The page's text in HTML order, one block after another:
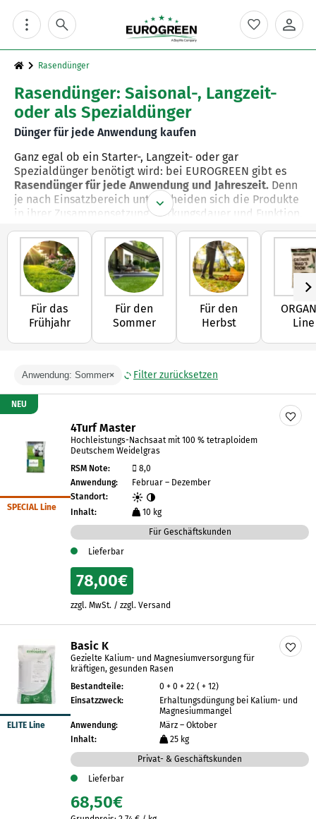
Skip
content
Rasendünger
Rasendünger: Saisonal-, Langzeit-
oder als Spezialdünger
Dünger für jede Anwendung kaufen
Ganz egal ob ein Starter-, Langzeit- oder gar
Spezialdünger benötigt wird: bei EUROGREEN gibt es
Rasendünger für jede Anwendung und Jahreszeit. Denn
je nach Einsatzbereich unterscheiden sich die Produkte
in ihrer Zusammensetzung, Wirkungsdauer und Funktion.
Dankeigener Forschungundkontinuierlicher
Weiterentwicklungstehen unsere Rasendünger für
Qualität auf hohem Niveau – für dichten, gesunden und
sattgrünen Rasen im Garten, auf Sportplätzen und auf
Grünanlagen. So lässt sichfür jede Rasenfläche und
jeden Pflegezeitpunkt die passende Lösung
finden, von
der ersten Nährstoffgabe im Frühjahr bis zur gezielten
Unterstützung im weiteren Saisonverlauf.
Nährstofffreisetzung ✓ Sichtbar dichter & gesünderer
Rasen
Für das
Frühjahr
Für den
Sommer
Für den
Herbst
Line
Anwendung: Sommer× Filter zurücksetzen
NEU
SPECIAL Line
4Turf Master
Hochleistungs-Nachsaat mit 100 % tetraploidem
Deutschem Weidelgras
RSM Note:
8,0
Anwendung:
Februar – Dezember
Standort:
Inhalt:
10 kg
Für Geschäftskunden
Lieferbar
78,00€
zzgl. MwSt. / zzgl. Versand
ELITE Line
Basic K
Gezielte Kalium- und Magnesiumversorgung für
kräftigen, gesunden Rasen
Bestandteile:
0 + 0 + 22 ( + 12)
Einsatzzweck:
Erhaltungsdüngung bei Kalium- und
Magnesiummangel
Anwendung:
März – Oktober
Inhalt:
25 kg
Privat- & Geschäftskunden
Lieferbar
68,50€